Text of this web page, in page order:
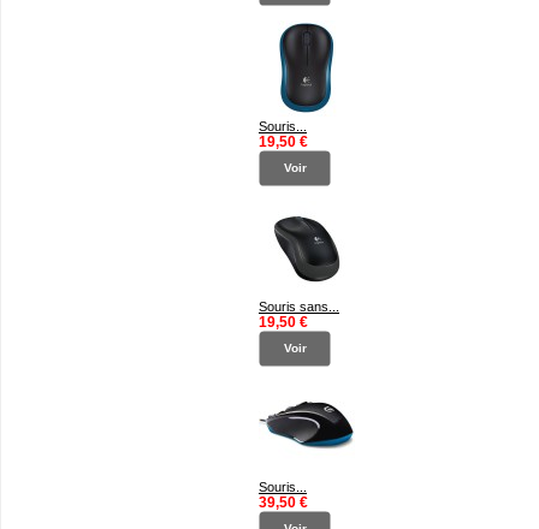
Souris...
19,50 €
Voir
Souris sans...
19,50 €
Voir
Souris...
39,50 €